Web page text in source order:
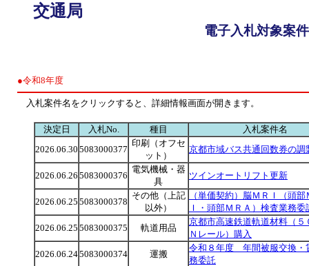
交通局
電子入札対象案
●令和8年度
入札案件名をクリックすると、詳細情報画面が開きます。
決定日 入札No. 種目
入札案件名
2026.06.30 5083000377
印刷（オフセ
ット）
京都市域バス共通回数券の調
2026.06.26 5083000376
電気機械・器
具
ツインオートリフト更新
2026.06.25 5083000378
その他（上記
以外）
（単価契約）脳ＭＲＩ（頭部
Ｉ・頭部ＭＲＡ）検査業務委
2026.06.25 5083000375 軌道用品
京都市高速鉄道軌道材料（５
Ｎレール）購入
2026.06.245083000374 運搬
令和８年度 年間被服交換・
務委託